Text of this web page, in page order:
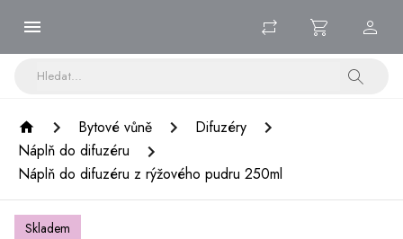
Bytové vůně
Difuzéry
Náplň do difuzéru
Náplň do difuzéru z rýžového pudru 250ml
Skladem